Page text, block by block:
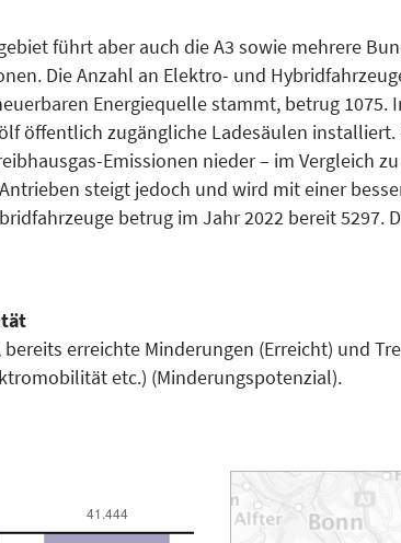
führt aber auch die A3 sowie mehrere
Die Anzahl an Elektro- und
Energiequelle stammt, betrug 1075.
öffentlich zugängliche Ladesäulen
Emissionen nieder – im Vergleich
steigt jedoch und wird mit einer
betrug im Jahr 2022 bereit 5297.
erreichte Minderungen (Erreicht) und
etc.) (Minderungspotenzial).